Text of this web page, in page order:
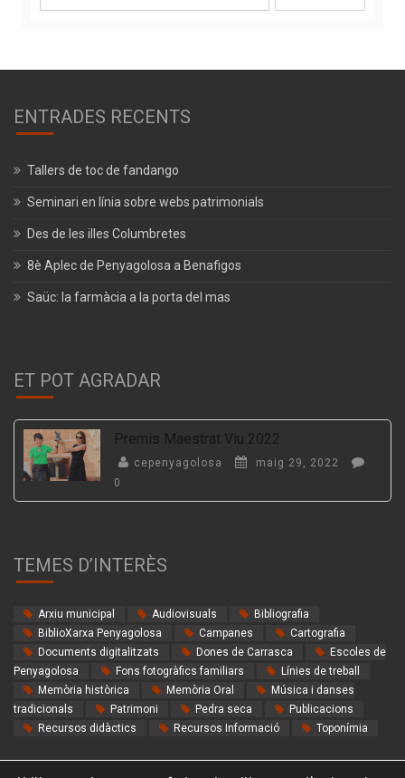
ENTRADES RECENTS
Tallers de toc de fandango
Seminari en línia sobre webs patrimonials
Des de les illes Columbretes
8è Aplec de Penyagolosa a Benafigos
Saüc: la farmàcia a la porta del mas
ET POT AGRADAR
Premis Maestrat Viu 2022
cepenyagolosa
maig 29, 2022
0
TEMES D’INTERÈS
Arxiu municipal Audiovisuals
Bibliografia
BiblioXarxa Penyagolosa
Campanes
Cartografia
Documents digitalitzats
Dones de Carrasca
Escoles de
Penyagolosa
Fons fotogràfics familiars
Línies de treball
Memòria històrica
Memòria Oral
Música i danses
tradicionals
Patrimoni Pedra seca
Publicacions
Recursos didàctics
Recursos Informació Toponímia